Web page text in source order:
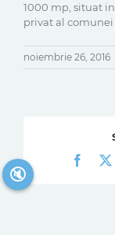
1000 mp, situat
privat al
noiembrie 26, 2016
🔇